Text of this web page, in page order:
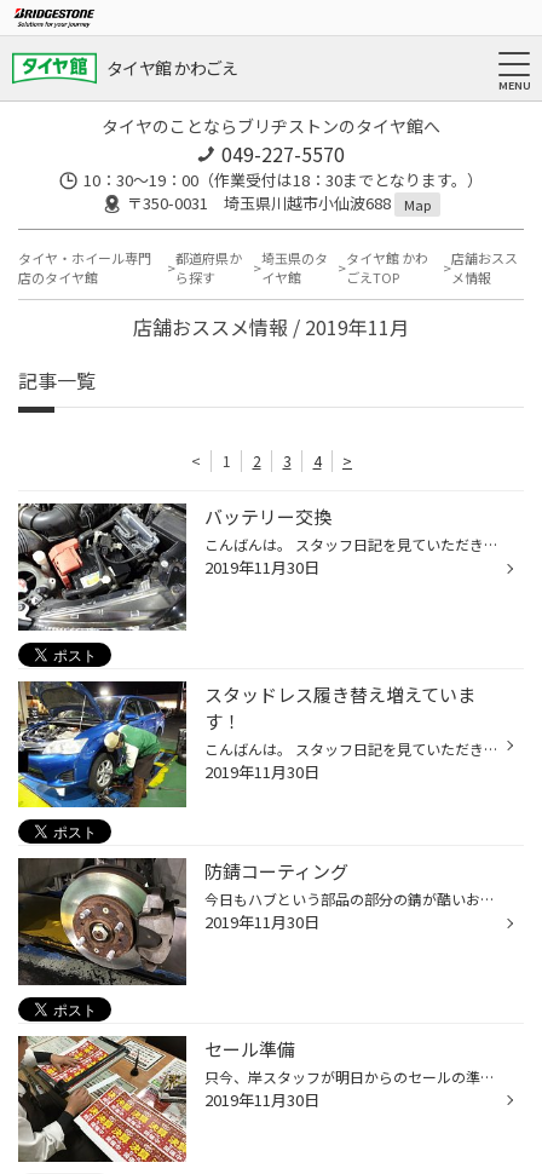
タイヤ館 かわごえ
タイヤのことならブリヂストンのタイヤ館へ
049-227-5570
10：30～19：00（作業受付は18：30までとなります。）
〒350-0031 埼玉県川越市小仙波688
Map
タイヤ・ホイール専門
店のタイヤ館
都道府県か
ら探す
埼玉県のタ
イヤ館
タイヤ館 かわ
ごえTOP
店舗おスス
メ情報
店舗おススメ情報 / 2019年11月
記事一覧
< 1 2 3 4 >
バッテリー交換
こんばんは。 スタッフ日記を見ていただきありがとうございます。 最近寒い日が続きますがお車のバッテリーは大丈夫ですか？ 寒いとバッテリーは上がりやすいので気を付けないと大変ですね！ そこで本日はバッテリー交換を行いました！ 新しいバッテリーを付け替えました！ これで安心して走行でき...
2019年11月30日
スタッドレス履き替え増えていま
す！
こんばんは。 スタッフ日記を見ていただきありがとうございます。 最近は履き替えが増えてきています！ まだ履き替えていない方いると思いますのでいざという時に焦らなくて済むように早めに履き替えていただいたほうがいいと思います！ 履き替えしているときの写真がこちら！ しっかりトルクレンチ...
2019年11月30日
防錆コーティング
今日もハブという部品の部分の錆が酷いお車の錆を落としましたよ～ ↓施工前がこちら↓ こんな錆びていても、しっかり錆を落として防錆剤を施工すると・・・ こんなに綺麗に仕上がります！ 気になった方はスタッフまでお気軽にご相談下さい。 タグ：川越市、小仙波、タイヤ館
2019年11月30日
セール準備
只今、岸スタッフが明日からのセールの準備を行っています('ω')ノ タグ：川越市、小仙波、タイヤ館、セール、ブリヂストン、スタッドレス、ブリザック
2019年11月30日